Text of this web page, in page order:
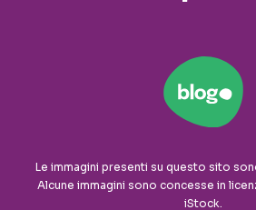
Le immagini presenti su questo sito
Alcune immagini sono concesse in
iStock.